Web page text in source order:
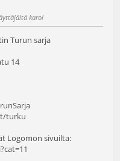
karol
Turun sarja
14
turku
Logomon sivuilta: